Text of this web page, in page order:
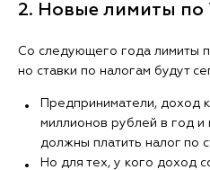
2. Новые лимиты по
Со следующего года лимиты
но ставки по налогам будут
Предприниматели, доход
миллионов рублей в год и
должны платить налог по
Но для тех, у кого доход